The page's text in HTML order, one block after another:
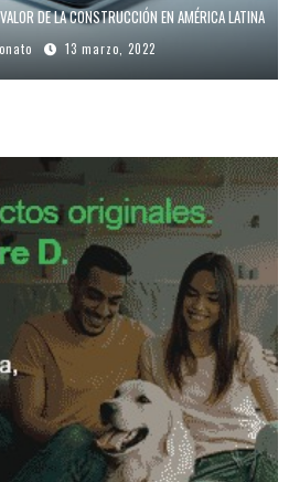
DE LA CONSTRUCCIÓN EN AMÉRICA LATINA
13 marzo, 2022